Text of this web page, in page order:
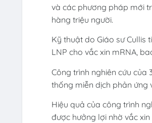
và các phương pháp mới
hàng triệu người.
Kỹ thuật do Giáo sư
LNP cho vắc xin mRNA,
Công trình nghiên cứu
thống miễn dịch phản ứng
Hiệu quả của công trình
được hưởng lợi nhờ vắc